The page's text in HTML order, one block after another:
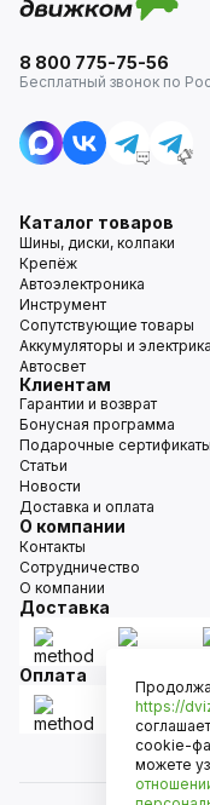
8 800 775-75-56
Бесплатный звонок по
Каталог товаров
Шины, диски, колпаки
Крепёж
Автоэлектроника
Инструмент
Сопутствующие товары
Аккумуляторы и электрика
Автосвет
Клиентам
Гарантии и возврат
Бонусная программа
Подарочные сертификаты
Статьи
Новости
Доставка и оплата
О компании
Контакты
Сотрудничество
О компании
Доставка
Оплата
https://
cookie-
можете